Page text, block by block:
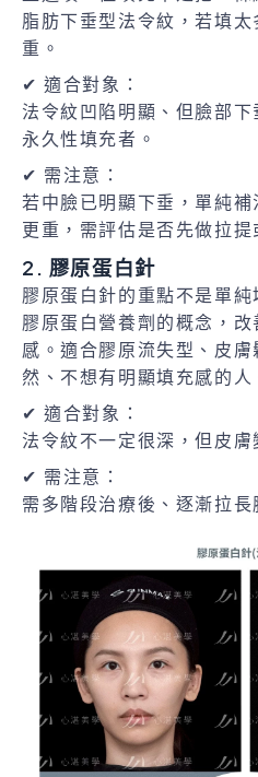
脂肪下垂型法令紋，若填
重。
✔ 適合對象：
法令紋凹陷明顯、但臉部
永久性填充者。
✔ 需注意：
若中臉已明顯下垂，單純
更重，需評估是否先做拉提
2. 膠原蛋白針
膠原蛋白針的重點不是單
膠原蛋白營養劑的概念，
感。適合膠原流失型、皮
然、不想有明顯填充感的人
✔ 適合對象：
法令紋不一定很深，但皮膚
✔ 需注意：
需多階段治療後、逐漸拉長